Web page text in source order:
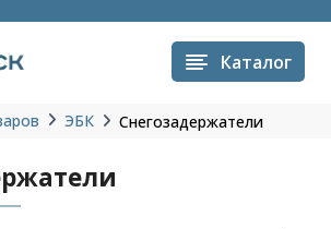
Каталог
ЭБК Снегозадержатели